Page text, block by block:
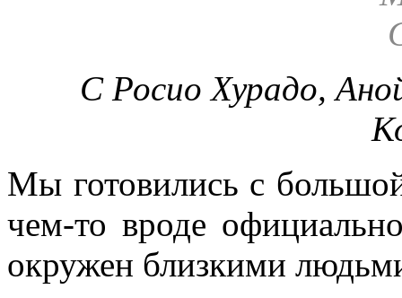
С Росио Хурадо,
Мы готовились с
чем-то вроде
окружен близкими